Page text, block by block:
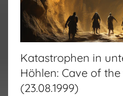
Katastrophen in
Höhlen: Cave of the
(23.08.1999)